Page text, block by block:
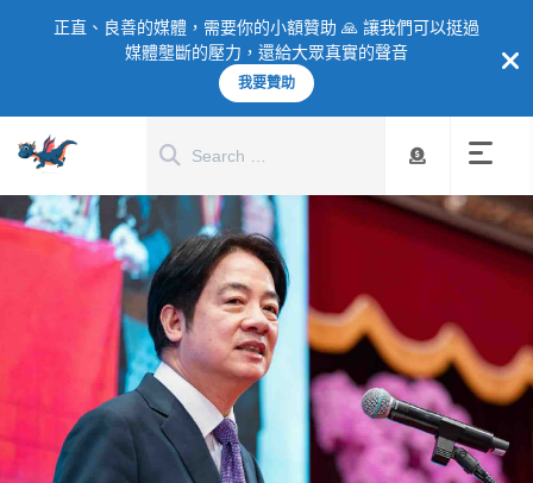
正直、良善的媒體，需要你的小額贊助 🙏 讓我們可以挺過
媒體壟斷的壓力，還給大眾真實的聲音
我要贊助